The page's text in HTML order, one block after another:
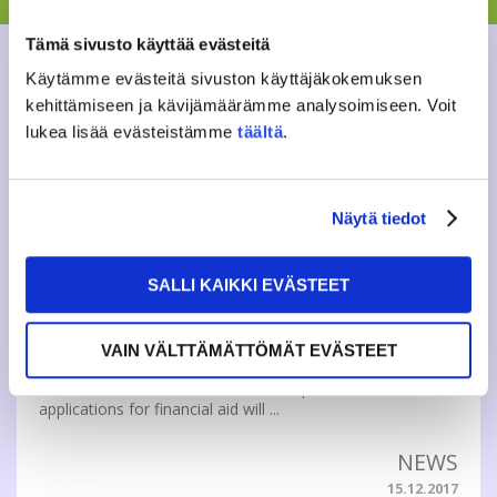
Tämä sivusto käyttää evästeitä
Käytämme evästeitä sivuston käyttäjäkokemuksen
kehittämiseen ja kävijämäärämme analysoimiseen. Voit
lukea lisää evästeistämme täältä.
Näytä tiedot
SALLI KAIKKI EVÄSTEET
VAIN VÄLTTÄMÄTTÖMÄT EVÄSTEET
GENERAL,NEWS
17.9.2020
LONGER BE REVIEWED AT
UNIVERSITIES STARTING 1
JANUARY 2018
Kela's press release: 15.12.2017, 14:37 Decisions on
financial aid for higher education students will be
applications for financial aid will ...
NEWS
15.12.2017